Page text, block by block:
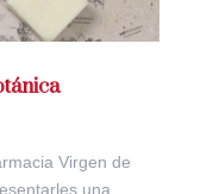
Virgen de
una